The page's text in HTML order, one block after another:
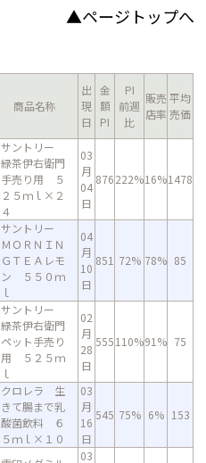
▲ページトップへ
商品名称
出
現
日
金
額
PI
PI
前週
比
販売
店率
平均
売価
サントリー
緑茶伊右衛門
手売り用 ５
２５ｍｌ×２
４
03
月
04
日
876222%16%1478
サントリー
ＭＯＲＮＩＮ
ＧＴＥＡレモ
ン ５５０ｍ
ｌ
04
月
10
日
851 72% 78% 85
サントリー
緑茶伊右衛門
ペット手売り
用 ５２５ｍ
ｌ
02
月
28
日
555110%91% 75
クロレラ 生
きて腸まで乳
酸菌飲料 ６
５ｍｌ×１０
03
月
16
日
545 75% 6% 153
03